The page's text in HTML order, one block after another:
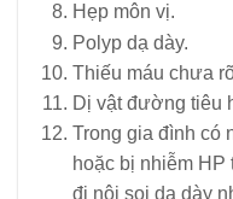
Hẹp môn vị.
Polyp dạ dày.
Thiếu máu chưa
Dị vật đường tiêu
Trong gia đình có
hoặc bị nhiễm HP
đi nội soi dạ dày